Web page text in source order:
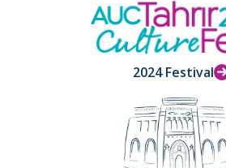
2024 Festival